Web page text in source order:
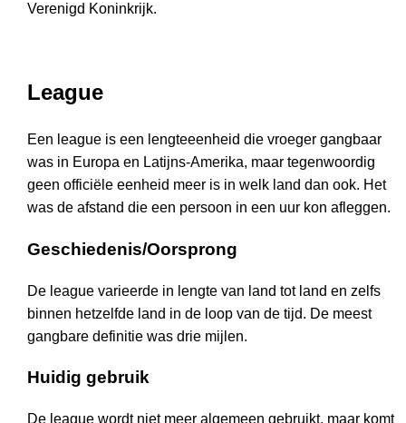
Verenigd Koninkrijk.
League
Een league is een lengteeenheid die vroeger gangbaar
was in Europa en Latijns-Amerika, maar tegenwoordig
geen officiële eenheid meer is in welk land dan ook. Het
was de afstand die een persoon in een uur kon afleggen.
Geschiedenis/Oorsprong
De league varieerde in lengte van land tot land en zelfs
binnen hetzelfde land in de loop van de tijd. De meest
gangbare definitie was drie mijlen.
Huidig gebruik
De league wordt niet meer algemeen gebruikt, maar komt